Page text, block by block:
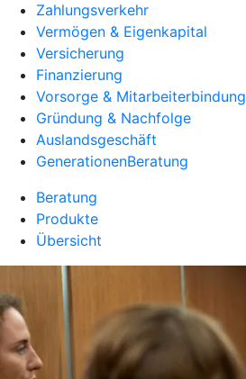
Zahlungsverkehr
Vermögen & Eigenkapital
Versicherung
Finanzierung
Vorsorge & Mitarbeiterbindung
Gründung & Nachfolge
Auslandsgeschäft
GenerationenBeratung
Beratung
Produkte
Übersicht